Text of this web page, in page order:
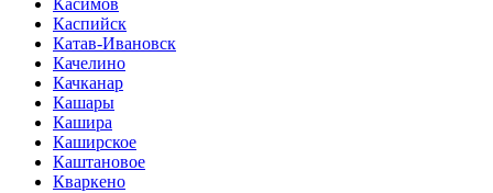
Каспийск
Катав-Ивановск
Качелино
Качканар
Кашары
Кашира
Каширское
Каштановое
Кваркено